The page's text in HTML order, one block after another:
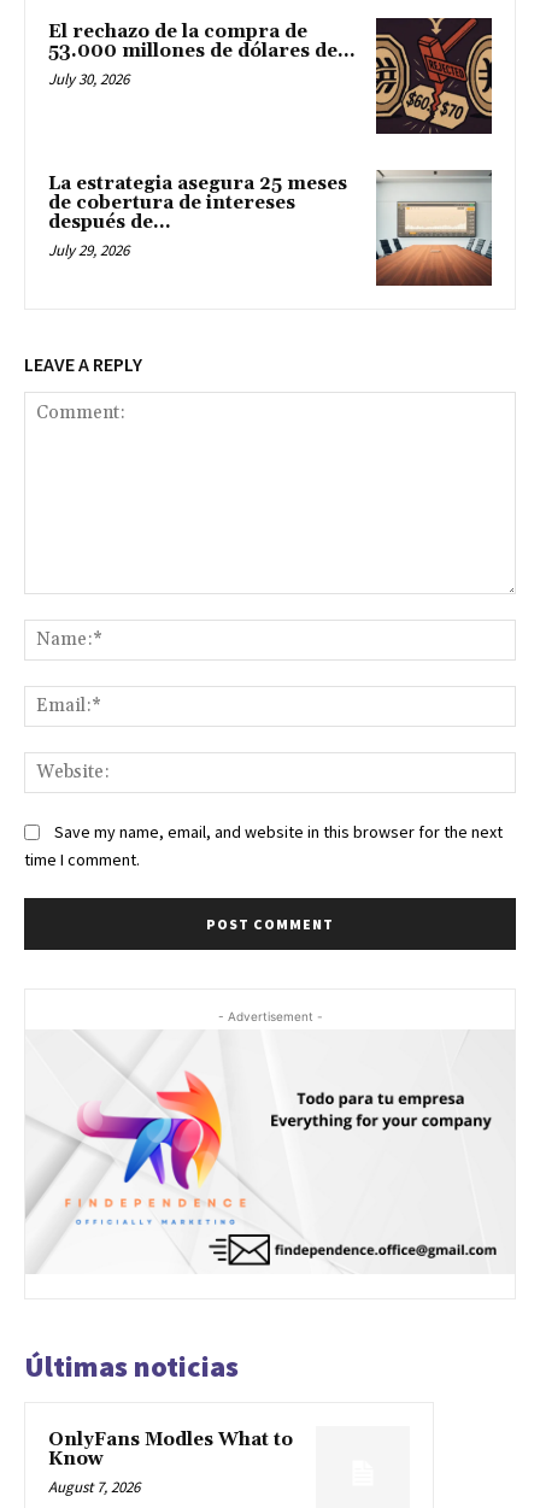
El rechazo de la compra de
53.000 millones de dólares de...
July 30, 2026
La estrategia asegura 25 meses
de cobertura de intereses
después de...
July 29, 2026
LEAVE A REPLY
Save my name, email, and website in this browser for the next
time I comment.
- Advertisement -
Últimas noticias
OnlyFans Modles What to
Know
August 7, 2026